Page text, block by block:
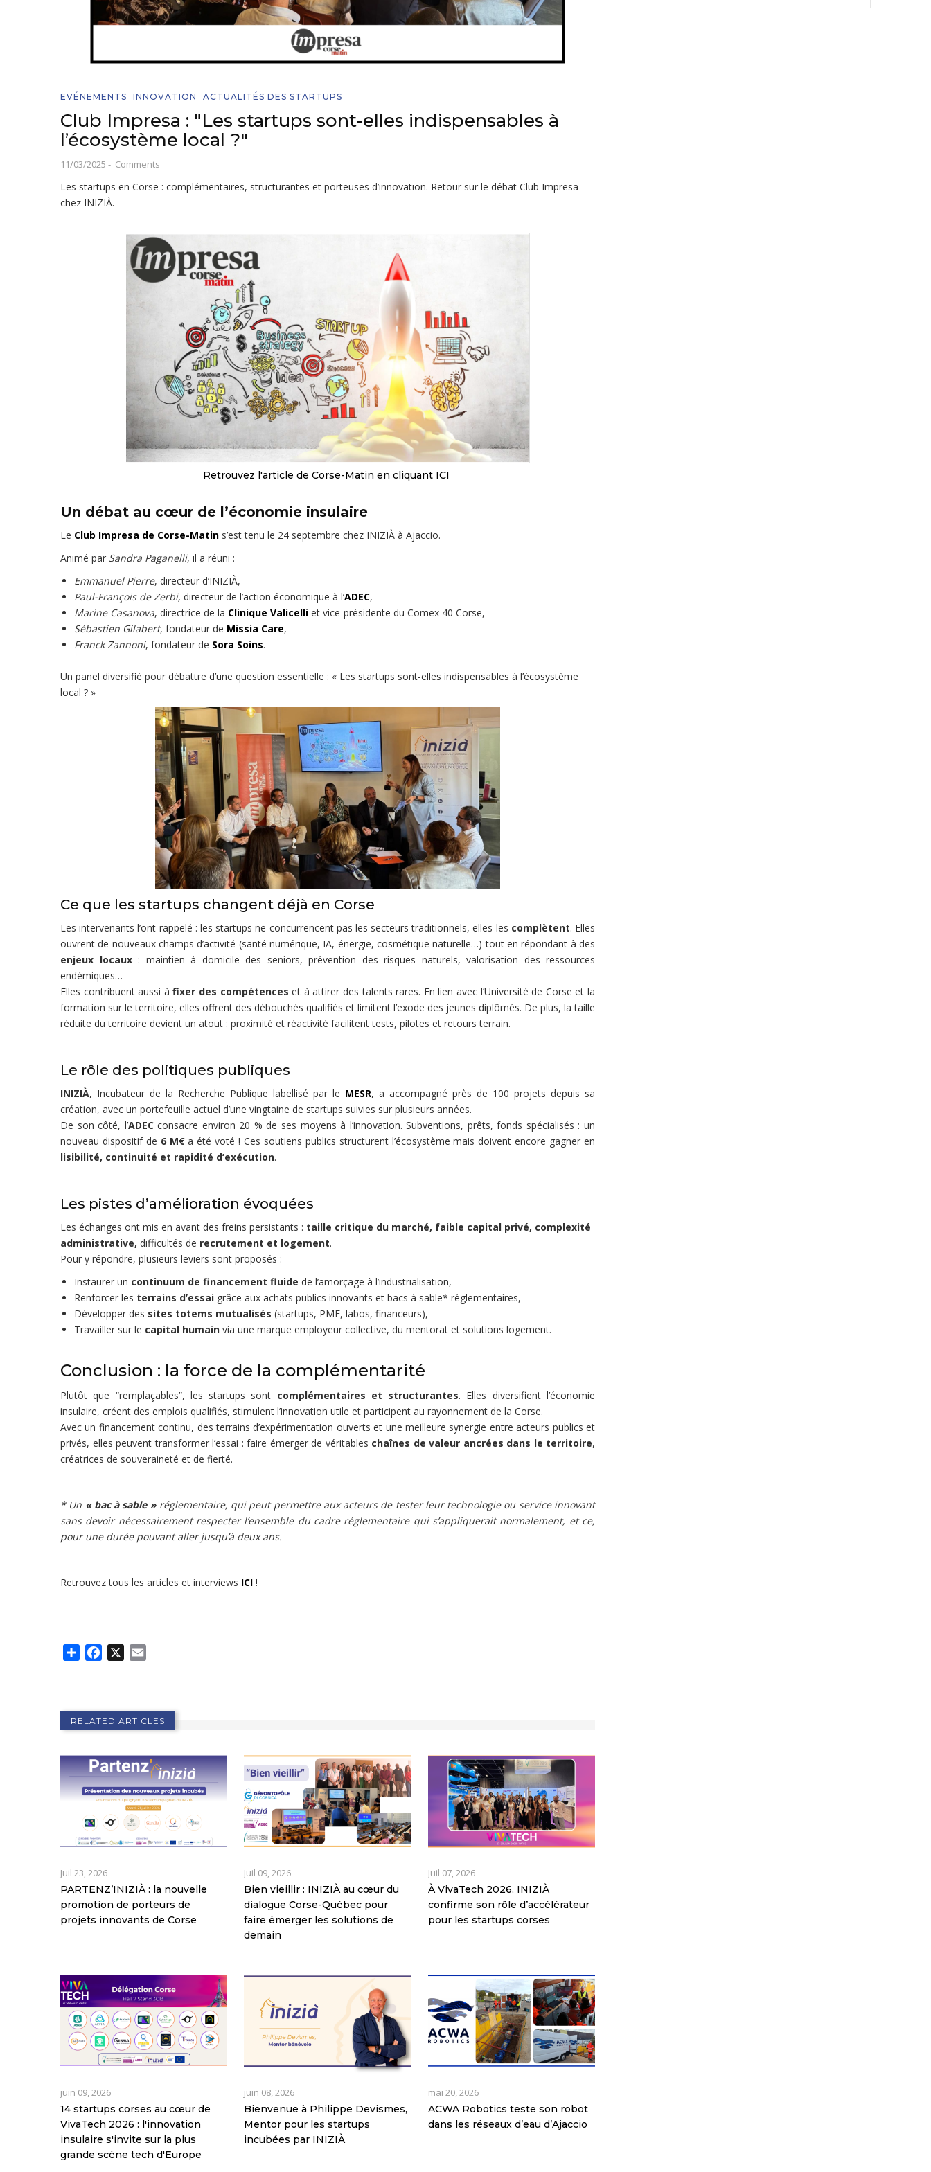
EVÉNEMENTS INNOVATION ACTUALITÉS DES STARTUPS
Club Impresa : "Les startups sont-elles indispensables à
l’écosystème local ?"
11/03/2025 - Comments
Les startups en Corse : complémentaires, structurantes et porteuses d’innovation. Retour sur le débat Club Impresa
chez INIZIÀ.
Retrouvez l'article de Corse-Matin en cliquant ICI
Un débat au cœur de l’économie insulaire
Le Club Impresa de Corse-Matin s’est tenu le 24 septembre chez INIZIÀ à Ajaccio.
Animé par Sandra Paganelli, il a réuni :
Emmanuel Pierre, directeur d’INIZIÀ,
Paul-François de Zerbi, directeur de l’action économique à l’ADEC,
Marine Casanova, directrice de la Clinique Valicelli et vice-présidente du Comex 40 Corse,
Sébastien Gilabert, fondateur de Missia Care,
Franck Zannoni, fondateur de Sora Soins.
Un panel diversifié pour débattre d’une question essentielle : « Les startups sont-elles indispensables à l’écosystème
local ? »
Ce que les startups changent déjà en Corse
Les intervenants l’ont rappelé : les startups ne concurrencent pas les secteurs traditionnels, elles les complètent. Elles
ouvrent de nouveaux champs d’activité (santé numérique, IA, énergie, cosmétique naturelle…) tout en répondant à des
enjeux locaux: maintien à domicile des seniors, prévention des risques naturels, valorisation des ressources
endémiques…
Elles contribuent aussi àfixer des compétences et à attirer des talents rares. En lien avec l’Université de Corse et la
formation sur le territoire, elles offrent des débouchés qualifiés et limitent l’exode des jeunes diplômés. De plus, la taille
réduite du territoire devient un atout : proximité et réactivité facilitent tests, pilotes et retours terrain.
Le rôle des politiques publiques
INIZIÀ, Incubateur de la Recherche Publique labellisé par le MESR, a accompagné près de 100 projets depuis sa
création, avec un portefeuille actuel d’une vingtaine de startups suivies sur plusieurs années.
De son côté, l’ADECconsacre environ 20 % de ses moyens à l’innovation. Subventions, prêts, fonds spécialisés : un
nouveau dispositif de 6 M€a été voté ! Ces soutiens publics structurent l’écosystème mais doivent encore gagner en
lisibilité, continuité et rapidité d’exécution.
Les pistes d’amélioration évoquées
Les échanges ont mis en avant des freins persistants : taille critique du marché, faible capital privé, complexité
administrative, difficultés de recrutement et logement.
Pour y répondre, plusieurs leviers sont proposés :
Instaurer un continuum de financement fluide de l’amorçage à l’industrialisation,
Renforcer les terrains d’essai grâce aux achats publics innovants et bacs à sable* réglementaires,
Développer des sites totems mutualisés (startups, PME, labos, financeurs),
Travailler sur le capital humain via une marque employeur collective, du mentorat et solutions logement.
Conclusion : la force de la complémentarité
Plutôt que “remplaçables”, les startups sont complémentaires et structurantes. Elles diversifient l’économie
insulaire, créent des emplois qualifiés, stimulent l’innovation utile et participent au rayonnement de la Corse.
Avec un financement continu, des terrains d’expérimentation ouverts et une meilleure synergie entre acteurs publics et
privés, elles peuvent transformer l’essai : faire émerger de véritables chaînes de valeur ancrées dans le territoire,
créatrices de souveraineté et de fierté.
* Un « bac à sable »réglementaire, qui peut permettre aux acteurs de tester leur technologie ou service innovant
sans devoir nécessairement respecter l’ensemble du cadre réglementaire qui s’appliquerait normalement, et ce,
pour une durée pouvant aller jusqu’à deux ans.
Retrouvez tous les articles et interviews ICI !
Share Facebook
RELATED ARTICLES
Juil 23, 2026
PARTENZ’INIZIÀ : la nouvelle
promotion de porteurs de
projets innovants de Corse
Juil 09, 2026
Bien vieillir : INIZIÀ au cœur du
dialogue Corse-Québec pour
faire émerger les solutions de
demain
Juil 07, 2026
À VivaTech 2026, INIZIÀ
confirme son rôle d’accélérateur
pour les startups corses
juin 09, 2026
14 startups corses au cœur de
VivaTech 2026 : l'innovation
insulaire s'invite sur la plus
grande scène tech d'Europe
juin 08, 2026
Bienvenue à Philippe Devismes,
Mentor pour les startups
incubées par INIZIÀ
mai 20, 2026
ACWA Robotics teste son robot
dans les réseaux d’eau d’Ajaccio